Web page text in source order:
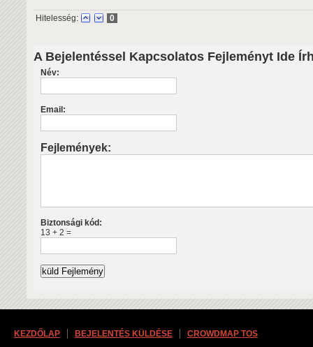
Hitelesség: 0
A Bejelentéssel Kapcsolatos Fejleményt Ide
Név:
Email:
Fejlemények:
Biztonsági kód:
13 + 2 =
KEZDŐLAP BEJELENTÉS KÜLDÉSE CROWDMAP TOS